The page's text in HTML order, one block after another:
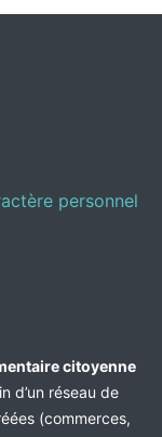
personnel
citoyenne
d’un réseau de
(commerces,